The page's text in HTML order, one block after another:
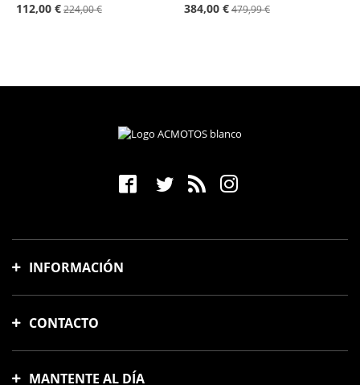
112,00 €224,00 € 384,00 €479,99 €
INFORMACIÓN
Formas de pago
CONTACTO
08018, Barcelona, España
MANTENTE AL DÍA